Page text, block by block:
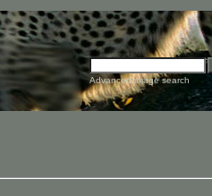
Advanced image search